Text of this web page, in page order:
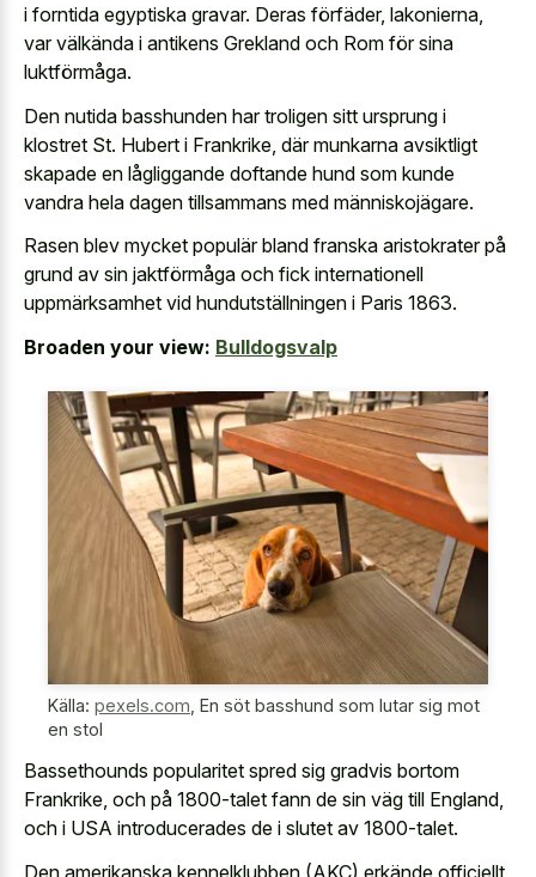
i forntida egyptiska gravar. Deras förfäder, lakonierna,
var välkända i antikens Grekland och Rom för sina
luktförmåga.
Den nutida basshunden har troligen sitt ursprung i
klostret St. Hubert i Frankrike, där munkarna avsiktligt
skapade en lågliggande doftande hund som kunde
vandra hela dagen tillsammans med människojägare.
Rasen blev mycket populär bland franska aristokrater på
grund av sin jaktförmåga och fick internationell
uppmärksamhet vid hundutställningen i Paris 1863.
Broaden your view: Bulldogsvalp
Källa: pexels.com En söt basshund som lutar sig mot
en stol
Bassethounds popularitet spred sig gradvis bortom
Frankrike, och på 1800-talet fann de sin väg till England,
och i USA introducerades de i slutet av 1800-talet.
Den amerikanska kennelklubben (AKC) erkände officiellt